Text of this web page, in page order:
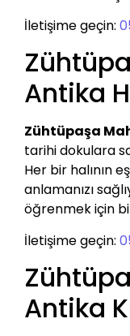
İletişime geçin:
Antika
Zühtüpaşa
tarihi dokulara
Her bir halının
anlamanızı
öğrenmek için
İletişime geçin:
Antika